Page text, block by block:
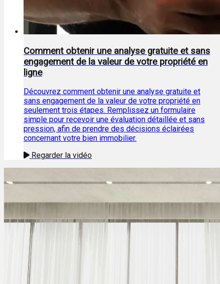
Comment obtenir une analyse gratuite et sans
engagement de la valeur de votre propriété en
ligne
Découvrez comment obtenir une analyse gratuite et
sans engagement de la valeur de votre propriété en
seulement trois étapes. Remplissez un formulaire
simple pour recevoir une évaluation détaillée et sans
pression, afin de prendre des décisions éclairées
concernant votre bien immobilier.
Regarder la vidéo